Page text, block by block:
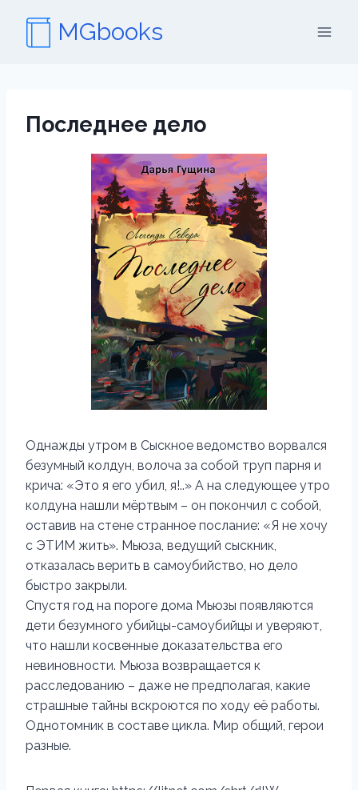
содержимому
MGbooks
Последнее дело
Однажды утром в Сыскное ведомство ворвался
безумный колдун, волоча за собой труп парня и
крича: «Это я его убил, я!..» А на следующее утро
колдуна нашли мёртвым – он покончил с собой,
оставив на стене странное послание: «Я не хочу
с ЭТИМ жить». Мьюза, ведущий сыскник,
отказалась верить в самоубийство, но дело
быстро закрыли.
Спустя год на пороге дома Мьюзы появляются
дети безумного убийцы-самоубийцы и уверяют,
что нашли косвенные доказательства его
невиновности. Мьюза возвращается к
расследованию – даже не предполагая, какие
страшные тайны вскроются по ходу её работы.
Однотомник в составе цикла. Мир общий, герои
разные.